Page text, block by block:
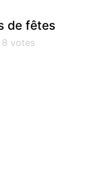
de fêtes